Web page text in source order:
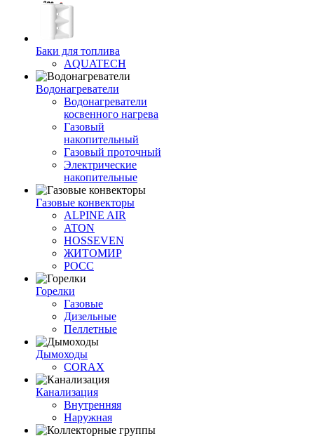
Баки для топлива
AQUATECH
Водонагреватели
Водонагреватели
косвенного нагрева
Газовый
накопительный
Газовый проточный
Электрические
накопительные
Газовые конвекторы
ALPINE AIR
ATON
HOSSEVEN
ЖИТОМИР
РОСС
Горелки
Газовые
Дизельные
Пеллетные
Дымоходы
CORAX
Канализация
Внутренняя
Наружная